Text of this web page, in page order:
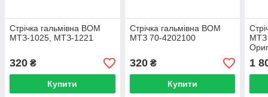
Стрічка гальмівна ВОМ
МТЗ-1025, МТЗ-1221
320 ₴
Купити
Стрічка гальмівна ВОМ
МТЗ 70-4202100
320₴
Купити
МТЗ
1